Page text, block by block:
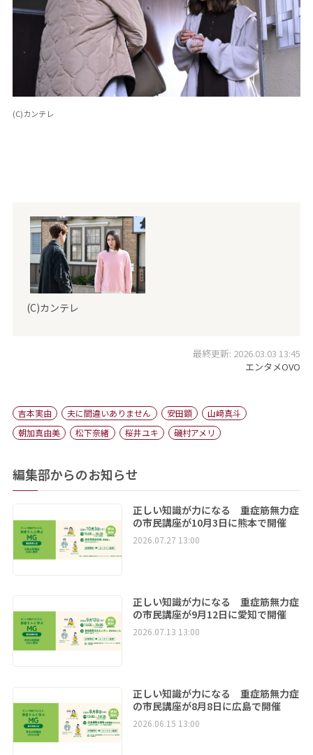
(C)カンテレ
(C)カンテレ
最終更新: 2026.03.03 13:45
エンタメOVO
吉本実由 夫に間違いありません 安田顕
山﨑真斗
朝加真由美
松下奈緒 桜井ユキ 磯村アメリ
編集部からのお知らせ
正しい知識が力になる 重症筋無力症
の市民講座が10月3日に熊本で開催
2026.07.27 13:00
正しい知識が力になる 重症筋無力症
の市民講座が9月12日に愛知で開催
2026.07.13 13:00
正しい知識が力になる 重症筋無力症
の市民講座が8月8日に広島で開催
2026.06.15 13:00